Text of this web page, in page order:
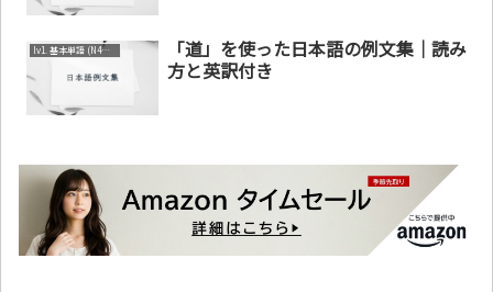
lv1. 基本単語 (N4～N5)
「道」を使った日本語の例文集｜読み
方と英訳付き